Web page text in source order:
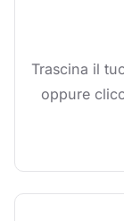
Trascina il
oppure